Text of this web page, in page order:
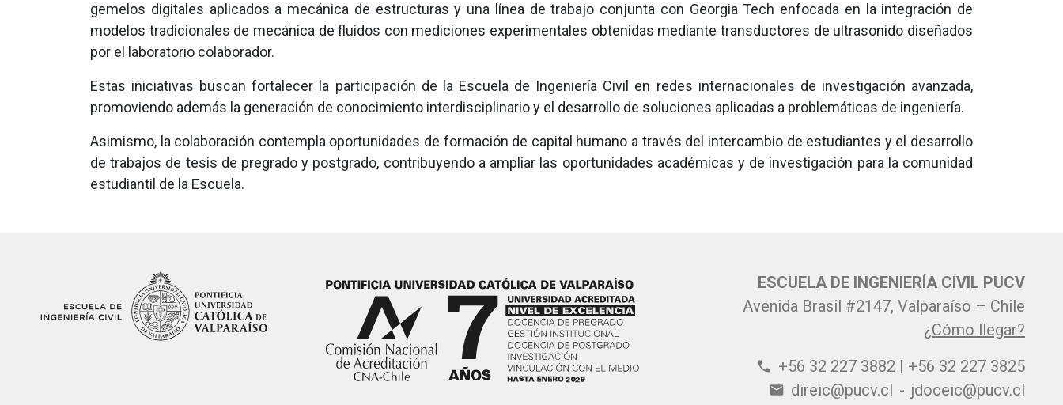
gemelos digitales aplicados a mecánica de estructuras y una línea de trabajo conjunta con Georgia Tech enfocada en la integración de
modelos tradicionales de mecánica de fluidos con mediciones experimentales obtenidas mediante transductores de ultrasonido diseñados
por el laboratorio colaborador.
Estas iniciativas buscan fortalecer la participación de la Escuela de Ingeniería Civil en redes internacionales de investigación avanzada,
promoviendo además la generación de conocimiento interdisciplinario y el desarrollo de soluciones aplicadas a problemáticas de ingeniería.
Asimismo, la colaboración contempla oportunidades de formación de capital humano a través del intercambio de estudiantes y el desarrollo
de trabajos de tesis de pregrado y postgrado, contribuyendo a ampliar las oportunidades académicas y de investigación para la comunidad
estudiantil de la Escuela.
ESCUELA DE INGENIERÍA CIVIL PUCV
Avenida Brasil #2147, Valparaíso – Chile
¿Cómo llegar?
phone +56 32 227 3882 | +56 32 227 3825
email direic@pucv.cl - jdoceic@pucv.cl